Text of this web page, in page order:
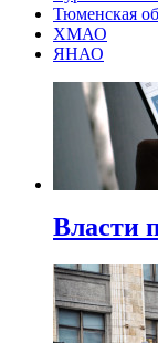
Тюменская
ХМАО
ЯНАО
Власти